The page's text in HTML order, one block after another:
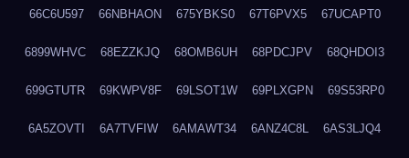
66C6U597 66NBHAON 675YBKS0 67T6PVX5 67UCAPT0
6899WHVC 68EZZKJQ 68OMB6UH 68PDCJPV 68QHDOI3
699GTUTR 69KWPV8F 69LSOT1W 69PLXGPN 69S53RP0
6A5ZOVTI 6A7TVFIW 6AMAWT34 6ANZ4C8L 6AS3LJQ4